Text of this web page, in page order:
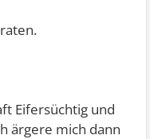
Eifersüchtig und
ärgere mich dann